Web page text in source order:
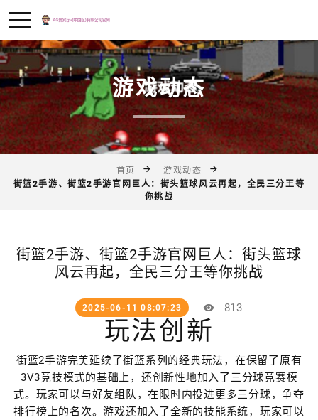
游戏动态
首页
游戏动态
街篮2手游、街篮2手游官网巨人：街头篮球风云再起，全民三分王等
你挑战
街篮2手游、街篮2手游官网巨人：街头篮球
风云再起，全民三分王等你挑战
2025-06-11 08:07:23 813
玩法创新
街篮2手游完美延续了街篮系列的经典玩法，在保留了原有
3V3竞技模式的基础上，还创新性地加入了三分球竞赛模
式。玩家可以与好友组队，在限时内投进更多三分球，争夺
排行榜上的名次。游戏还加入了全新的技能系统，玩家可以